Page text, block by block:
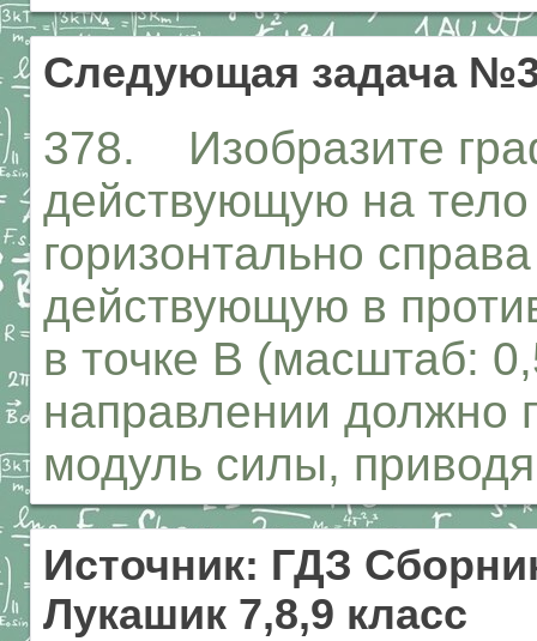
Следующая задача
378. Изобразите
действующую на тело
горизонтально
действующую в
в точке В (масштаб:
направлении должно
модуль силы,
Источник: ГДЗ
Лукашик 7,8,9 класс